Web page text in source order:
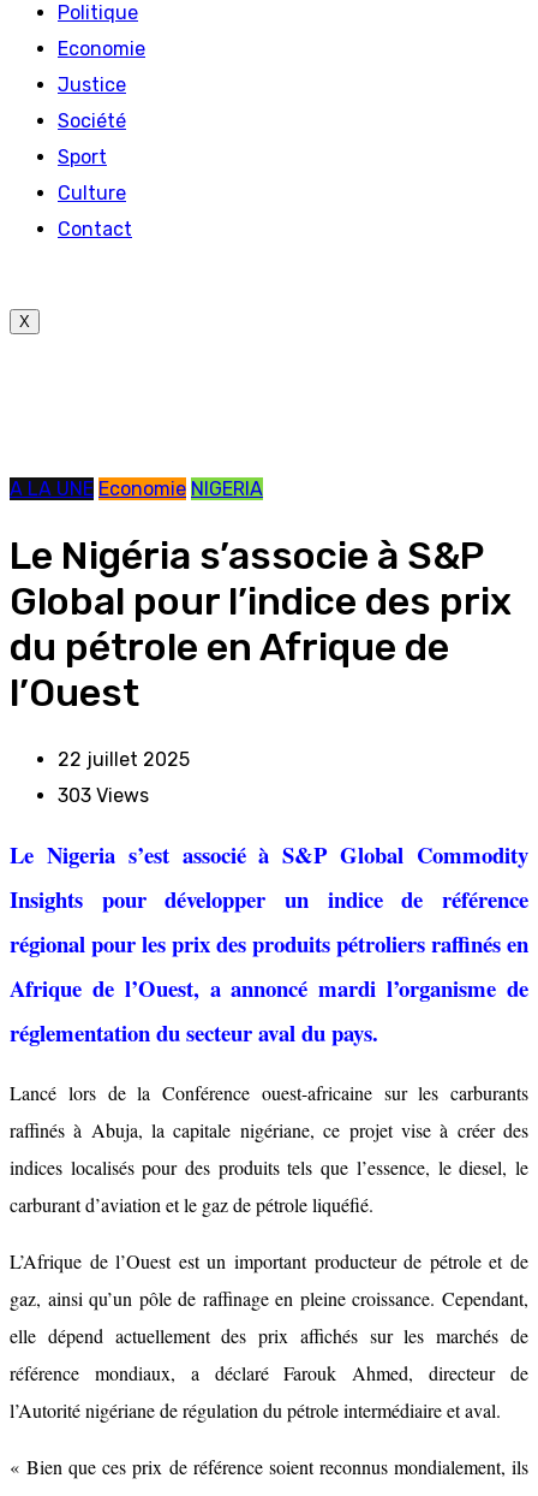
Politique
Economie
Justice
Société
Sport
Culture
Contact
X
A LA UNE Economie NIGERIA
Le Nigéria s’associe à S&P
Global pour l’indice des prix
du pétrole en Afrique de
l’Ouest
22 juillet 2025
303 Views
Le Nigeria s’est associé à S&P Global Commodity
Insights pour développer un indice de référence
régional pour les prix des produits pétroliers raffinés en
Afrique de l’Ouest, a annoncé mardi l’organisme de
réglementation du secteur aval du pays.
Lancé lors de la Conférence ouest-africaine sur les carburants
raffinés à Abuja, la capitale nigériane, ce projet vise à créer des
indices localisés pour des produits tels que l’essence, le diesel, le
carburant d’aviation et le gaz de pétrole liquéfié.
L’Afrique de l’Ouest est un important producteur de pétrole et de
gaz, ainsi qu’un pôle de raffinage en pleine croissance. Cependant,
elle dépend actuellement des prix affichés sur les marchés de
référence mondiaux, a déclaré Farouk Ahmed, directeur de
l’Autorité nigériane de régulation du pétrole intermédiaire et aval.
« Bien que ces prix de référence soient reconnus mondialement, ils